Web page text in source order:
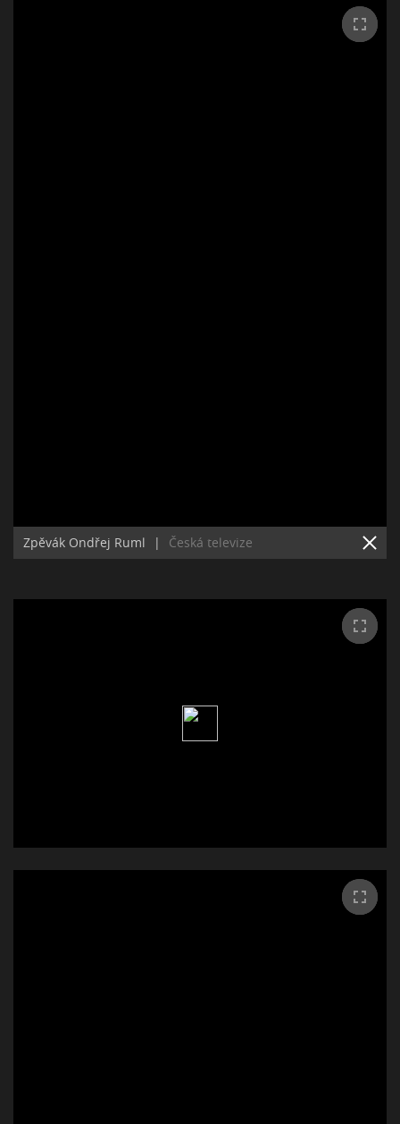
Zpěvák Ondřej Ruml | Česká televize